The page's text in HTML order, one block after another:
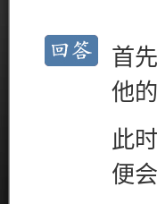
首
他
此
便